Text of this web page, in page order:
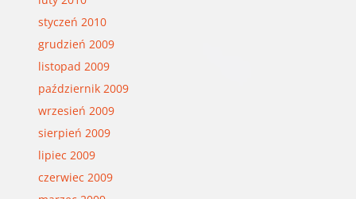
styczeń 2010
grudzień 2009
listopad 2009
październik 2009
wrzesień 2009
sierpień 2009
lipiec 2009
czerwiec 2009